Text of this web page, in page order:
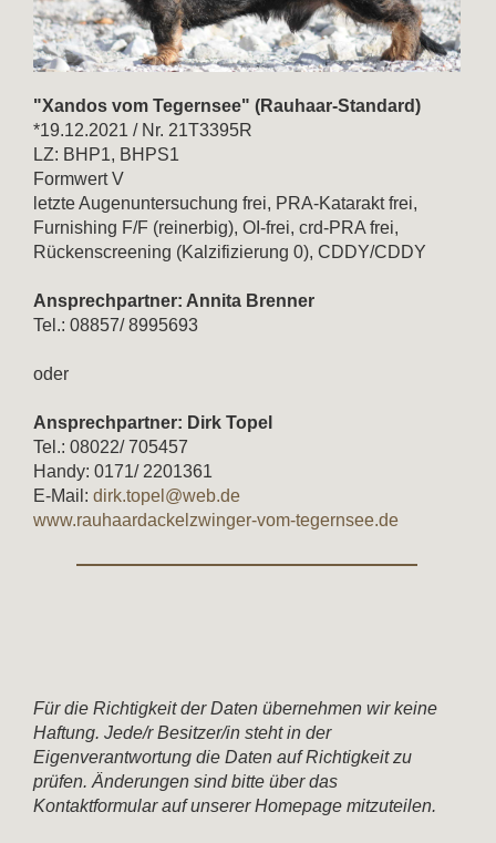
"Xandos vom Tegernsee" (Rauhaar-Standard)
*19.12.2021 / Nr. 21T3395R
LZ: BHP1, BHPS1
Formwert V
letzte Augenuntersuchung frei, PRA-Katarakt frei,
Furnishing F/F (reinerbig), OI-frei, crd-PRA frei,
Rückenscreening (Kalzifizierung 0), CDDY/CDDY
Ansprechpartner: Annita Brenner
Tel.: 08857/ 8995693
oder
Ansprechpartner: Dirk Topel
Tel.: 08022/ 705457
Handy: 0171/ 2201361
E-Mail: dirk.topel@web.de
www.rauhaardackelzwinger-vom-tegernsee.de
Für die Richtigkeit der Daten übernehmen wir keine
Haftung. Jede/r Besitzer/in steht in der
Eigenverantwortung die Daten auf Richtigkeit zu
prüfen. Änderungen sind bitte über das
Kontaktformular auf unserer Homepage mitzuteilen.